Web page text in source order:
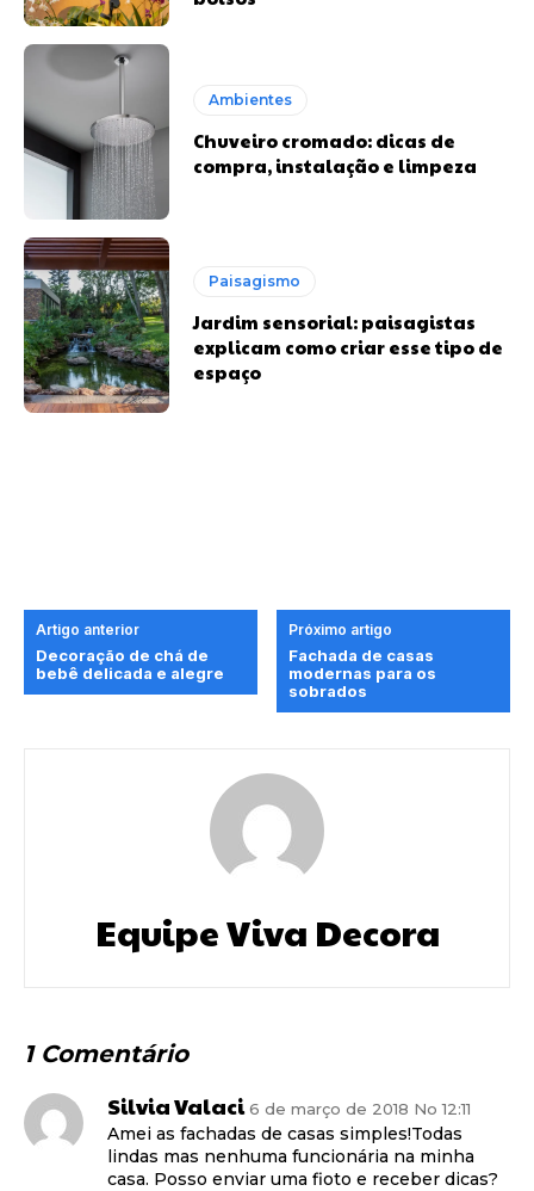
Ambientes
Chuveiro cromado: dicas de
compra, instalação e limpeza
Paisagismo
Jardim sensorial: paisagistas
explicam como criar esse tipo de
espaço
Artigo anterior
Decoração de chá de
bebê delicada e alegre
Próximo artigo
Fachada de casas
modernas para os
sobrados
Equipe Viva Decora
1 Comentário
Silvia Valaci 6 de março de 2018 No 12:11
Amei as fachadas de casas simples!Todas
lindas mas nenhuma funcionária na minha
casa. Posso enviar uma fioto e receber dicas?